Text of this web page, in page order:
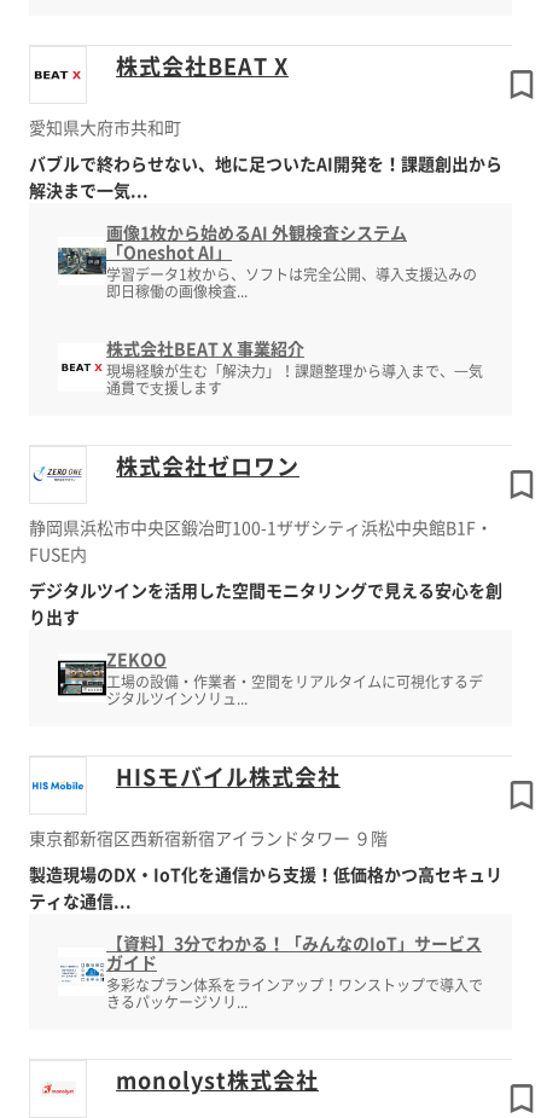
株式会社BEAT X
愛知県大府市共和町
バブルで終わらせない、地に足ついたAI開発を！課題創出から
解決まで一気...
画像1枚から始めるAI 外観検査システム
「Oneshot AI」
学習データ1枚から、ソフトは完全公開、導入支援込みの
即日稼働の画像検査...
株式会社BEAT X 事業紹介
現場経験が生む「解決力」！課題整理から導⼊まで、⼀気
通貫で⽀援します
株式会社ゼロワン
静岡県浜松市中央区鍛冶町100-1ザザシティ浜松中央館B1F・
FUSE内
デジタルツインを活用した空間モニタリングで見える安心を創
り出す
ZEKOO
工場の設備・作業者・空間をリアルタイムに可視化するデ
ジタルツインソリュ...
HISモバイル株式会社
東京都新宿区西新宿新宿アイランドタワー ９階
製造現場のDX・IoT化を通信から支援！低価格かつ高セキュリ
ティな通信...
【資料】3分でわかる！「みんなのIoT」サービス
ガイド
多彩なプラン体系をラインアップ！ワンストップで導入で
きるパッケージソリ...
monolyst株式会社